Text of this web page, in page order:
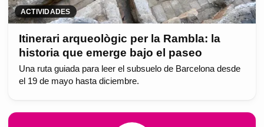
ACTIVIDADES
Itinerari arqueològic per la Rambla: la
historia que emerge bajo el paseo
Una ruta guiada para leer el subsuelo de Barcelona desde
el 19 de mayo hasta diciembre.